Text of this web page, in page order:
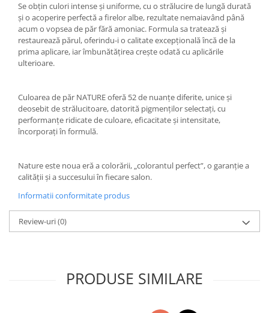
Se obțin culori intense și uniforme, cu o strălucire de lungă durată
și o acoperire perfectă a firelor albe, rezultate nemaiavând până
acum o vopsea de păr fără amoniac. Formula sa tratează și
restaurează părul, oferindu-i o calitate excepțională încă de la
prima aplicare, iar îmbunătățirea crește odată cu aplicările
ulterioare.
Culoarea de păr NATURE oferă 52 de nuanțe diferite, unice și
deosebit de strălucitoare, datorită pigmenților selectați, cu
performanțe ridicate de culoare, eficacitate și intensitate,
încorporați în formulă.
Nature este noua eră a colorării, „colorantul perfect”, o garanție a
calității și a succesului în fiecare salon.
Informatii conformitate produs
Review-uri(0)
PRODUSE SIMILARE